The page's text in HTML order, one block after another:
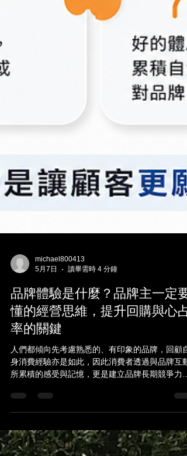
5月7日
讀畢需時 4 分鐘
品牌體驗是什麼？品牌主一定要
懂的經營思維，提升回購與心占
率的關鍵
人們都傾向先考慮熟悉的、有印象的品牌，回顧自
所累積的感受與記憶，更是建立品牌長期競爭力的
核心關鍵。 品牌體驗帶來哪些正向效益？ 良好的
口碑累積也會同步成長。 提升回購率 當顧客對購
流程、產品品質、服務感受良好時，願意再次消